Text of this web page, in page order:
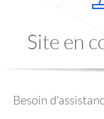
Site en
Besoin